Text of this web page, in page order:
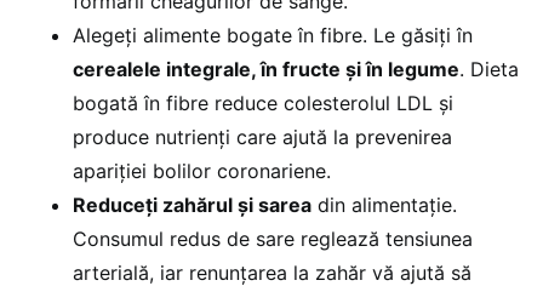
Alegeți alimente bogate în fibre. Le găsiți în
cerealele integrale, în fructe și în legume. Dieta
bogată în fibre reduce colesterolul LDL și
produce nutrienți care ajută la prevenirea
apariției bolilor coronariene.
Reduceți zahărul și sarea din alimentație.
Consumul redus de sare reglează tensiunea
arterială, iar renunțarea la zahăr vă ajută să